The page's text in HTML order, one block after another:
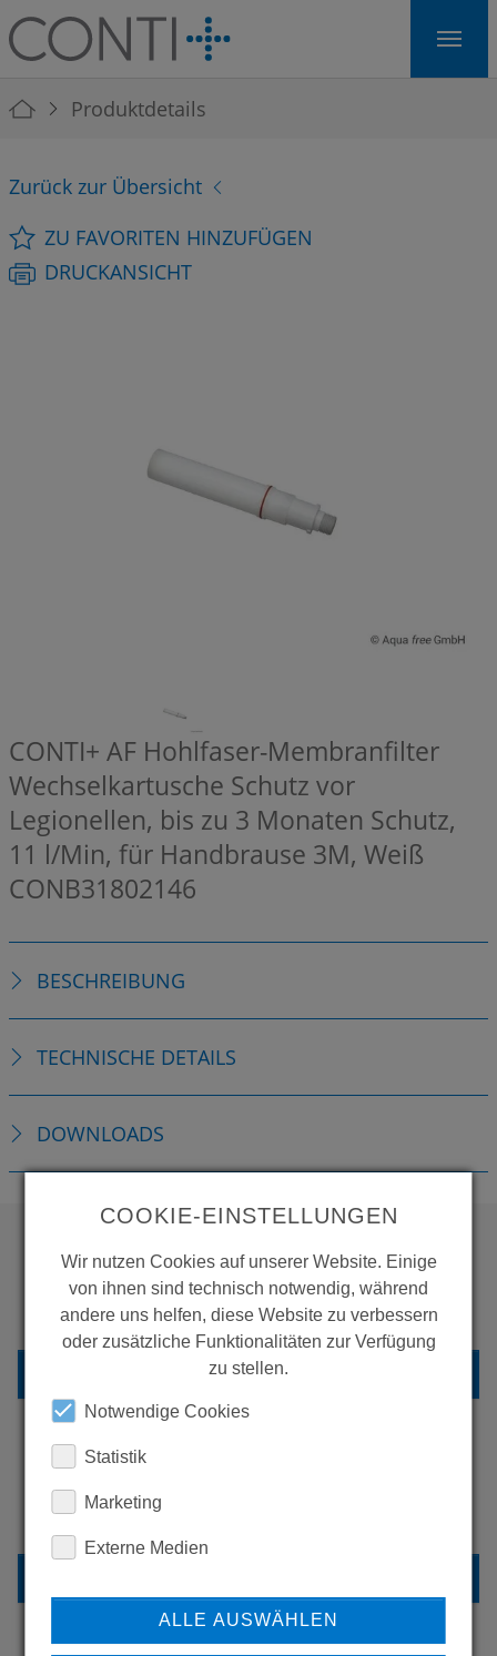
Skip to main navigation
Skip to main content
Skip to page footer
You are here:
Produktdetails
Zurück zur Übersicht
ZU FAVORITEN HINZUFÜGEN
DRUCKANSICHT
CONTI+ AF Hohlfaser-Membranfilter
Wechselkartusche Schutz vor
Legionellen, bis zu 3 Monaten Schutz,
11 l/Min, für Handbrause 3M, Weiß
CONB31802146
BESCHREIBUNG
TECHNISCHE DETAILS
DOWNLOADS
WOLLEN SIE MEHR
PRODUKTE SEHEN?
ZURÜCK ZUR ÜBERSICHT
UNSERE REFERENZEN
COOKIE-EINSTELLUNGEN
Wir nutzen Cookies auf unserer Website. Einige
von ihnen sind technisch notwendig, während
andere uns helfen, diese Website zu verbessern
oder zusätzliche Funktionalitäten zur Verfügung
zu stellen.
Notwendige Cookies
Statistik
Marketing
Externe Medien
ALLE AUSWÄHLEN